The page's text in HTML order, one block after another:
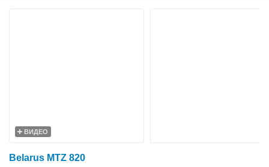
ВИДЕО
Belarus MTZ 820